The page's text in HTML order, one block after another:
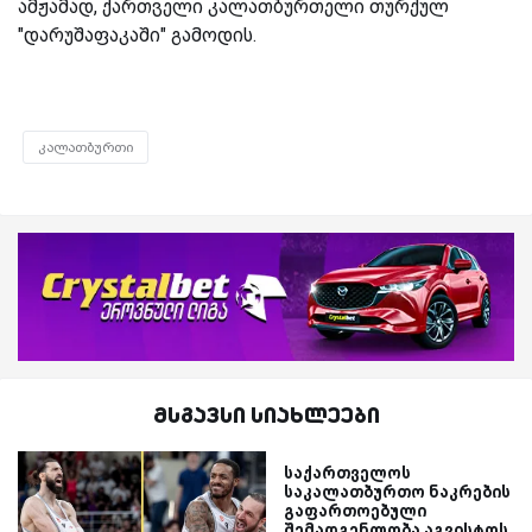
ამჟამად, ქართველი კალათბურთელი თურქულ
"დარუშაფაკაში" გამოდის.
კალათბურთი
მსგავსი სიახლეები
საქართველოს
საკალათბურთო ნაკრების
გაფართოებული